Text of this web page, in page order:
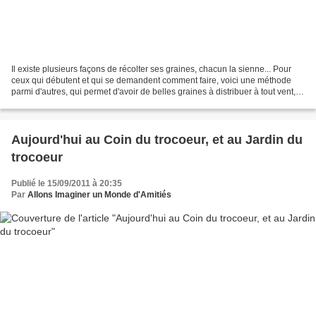
Il existe plusieurs façons de récolter ses graines, chacun la sienne... Pour
ceux qui débutent et qui se demandent comment faire, voici une méthode
parmi d'autres, qui permet d'avoir de belles graines à distribuer à tout vent,
Aujourd'hui au Coin du trocoeur, et au Jardin du
trocoeur
Publié le 15/09/2011 à 20:35
Par Allons Imaginer un Monde d'Amitiés